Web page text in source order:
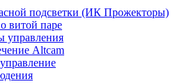
подсветки (ИК Прожекторы)
витой паре
управления
Altcam